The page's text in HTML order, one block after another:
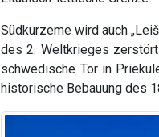
Südkurzeme wird auch
des 2. Weltkrieges
schwedische Tor in
historische Bebauung des